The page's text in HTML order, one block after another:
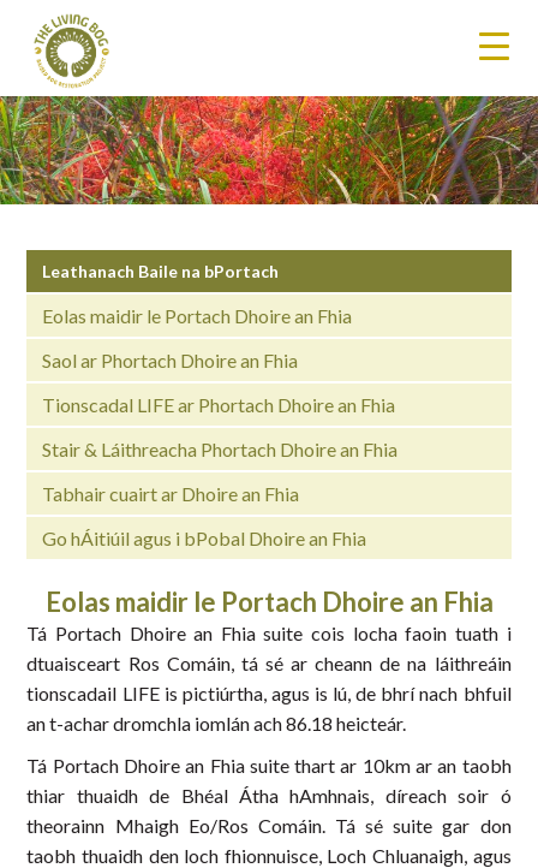
Leathanach Baile na bPortach
Eolas maidir le Portach Dhoire an Fhia
Saol ar Phortach Dhoire an Fhia
Tionscadal LIFE ar Phortach Dhoire an Fhia
Stair & Láithreacha Phortach Dhoire an Fhia
Tabhair cuairt ar Dhoire an Fhia
Go hÁitiúil agus i bPobal Dhoire an Fhia
Eolas maidir le Portach Dhoire an Fhia
Tá Portach Dhoire an Fhia suite cois locha faoin tuath i
dtuaisceart Ros Comáin, tá sé ar cheann de na láithreáin
tionscadail LIFE is pictiúrtha, agus is lú, de bhrí nach bhfuil
an t-achar dromchla iomlán ach 86.18 heicteár.
Tá Portach Dhoire an Fhia suite thart ar 10km ar an taobh
thiar thuaidh de Bhéal Átha hAmhnais, díreach soir ó
theorainn Mhaigh Eo/Ros Comáin. Tá sé suite gar don
taobh thuaidh den loch fhionnuisce, Loch Chluanaigh, agus